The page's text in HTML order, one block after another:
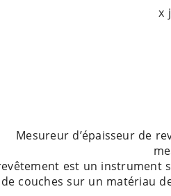
1 x jauge d’épaisseur de revêtement
est un instrument